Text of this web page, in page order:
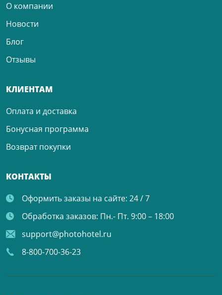
О компании
Новости
Блог
Отзывы
КЛИЕНТАМ
Оплата и доставка
Бонусная программа
Возврат покупки
КОНТАКТЫ
Оформить заказы на сайте: 24 / 7
Обработка заказов: Пн.- Пт. 9:00 – 18:00
support@photohotel.ru
8-800-700-36-23